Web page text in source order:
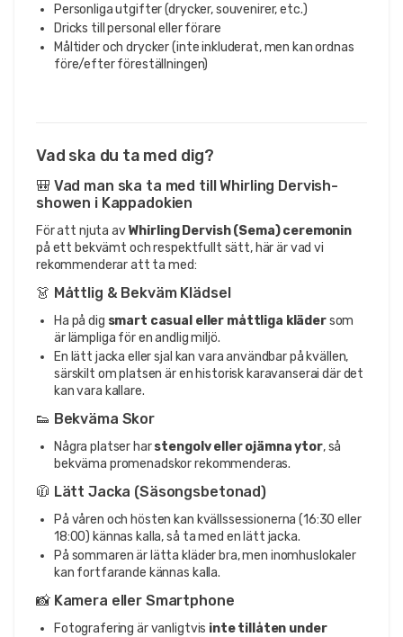
Personliga utgifter (drycker, souvenirer, etc.)
Dricks till personal eller förare
Måltider och drycker (inte inkluderat, men kan ordnas
före/efter föreställningen)
Vad ska du ta med dig?
🎒 Vad man ska ta med till Whirling Dervish-
showen i Kappadokien
För att njuta avWhirling Dervish (Sema) ceremonin
på ett bekvämt och respektfullt sätt, här är vad vi
rekommenderar att ta med:
👗 Måttlig & Bekväm Klädsel
Ha på dig smart casual eller måttliga klädersom
är lämpliga för en andlig miljö.
En lätt jacka eller sjal kan vara användbar på kvällen,
särskilt om platsen är en historisk karavanserai där det
kan vara kallare.
👟 Bekväma Skor
Några platser harstengolv eller ojämna ytor, så
bekväma promenadskor rekommenderas.
🧥 Lätt Jacka (Säsongsbetonad)
På våren och hösten kan kvällssessionerna (16:30 eller
18:00) kännas kalla, så ta med en lätt jacka.
På sommaren är lätta kläder bra, men inomhuslokaler
kan fortfarande kännas kalla.
📸 Kamera eller Smartphone
Fotografering är vanligtvis inte tillåten under